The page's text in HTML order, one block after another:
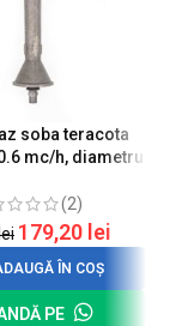
soba teracota
0.6 mc/h, diametru
(2)
179,20 lei
ÎN COȘ
PE